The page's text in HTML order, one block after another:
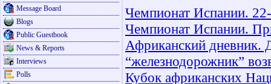
Message Board
Blogs
Public Guestbook
News & Reports
Interviews
Polls
Чемпионат Испании.
Чемпионат Испании.
Африканский дневник.
“железнодорожник”
Кубок африканских